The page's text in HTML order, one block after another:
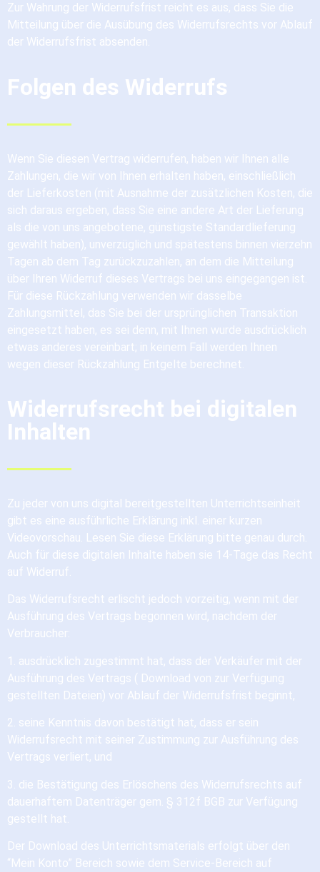
Zur Wahrung der Widerrufsfrist reicht es aus, dass Sie die
Mitteilung über die Ausübung des Widerrufsrechts vor Ablauf
der Widerrufsfrist absenden.
Folgen des Widerrufs
Wenn Sie diesen Vertrag widerrufen, haben wir Ihnen alle
Zahlungen, die wir von Ihnen erhalten haben, einschließlich
der Lieferkosten (mit Ausnahme der zusätzlichen Kosten, die
sich daraus ergeben, dass Sie eine andere Art der Lieferung
als die von uns angebotene, günstigste Standardlieferung
gewählt haben), unverzüglich und spätestens binnen vierzehn
Tagen ab dem Tag zurückzuzahlen, an dem die Mitteilung
über Ihren Widerruf dieses Vertrags bei uns eingegangen ist.
Für diese Rückzahlung verwenden wir dasselbe
Zahlungsmittel, das Sie bei der ursprünglichen Transaktion
eingesetzt haben, es sei denn, mit Ihnen wurde ausdrücklich
etwas anderes vereinbart; in keinem Fall werden Ihnen
wegen dieser Rückzahlung Entgelte berechnet.
Widerrufsrecht bei digitalen
Inhalten
Zu jeder von uns digital bereitgestellten Unterrichtseinheit
gibt es eine ausführliche Erklärung inkl. einer kurzen
Videovorschau. Lesen Sie diese Erklärung bitte genau durch.
Auch für diese digitalen Inhalte haben sie 14-Tage das Recht
auf Widerruf.
Das Widerrufsrecht erlischt jedoch vorzeitig, wenn mit der
Ausführung des Vertrags begonnen wird, nachdem der
Verbraucher:
1. ausdrücklich zugestimmt hat, dass der Verkäufer mit der
Ausführung des Vertrags ( Download von zur Verfügung
gestellten Dateien) vor Ablauf der Widerrufsfrist beginnt,
2. seine Kenntnis davon bestätigt hat, dass er sein
Widerrufsrecht mit seiner Zustimmung zur Ausführung des
Vertrags verliert, und
3. die Bestätigung des Erlöschens des Widerrufsrechts auf
dauerhaftem Datenträger gem. § 312f BGB zur Verfügung
gestellt hat.
Der Download des Unterrichtsmaterials erfolgt über den
“Mein Konto” Bereich sowie dem Service-Bereich auf